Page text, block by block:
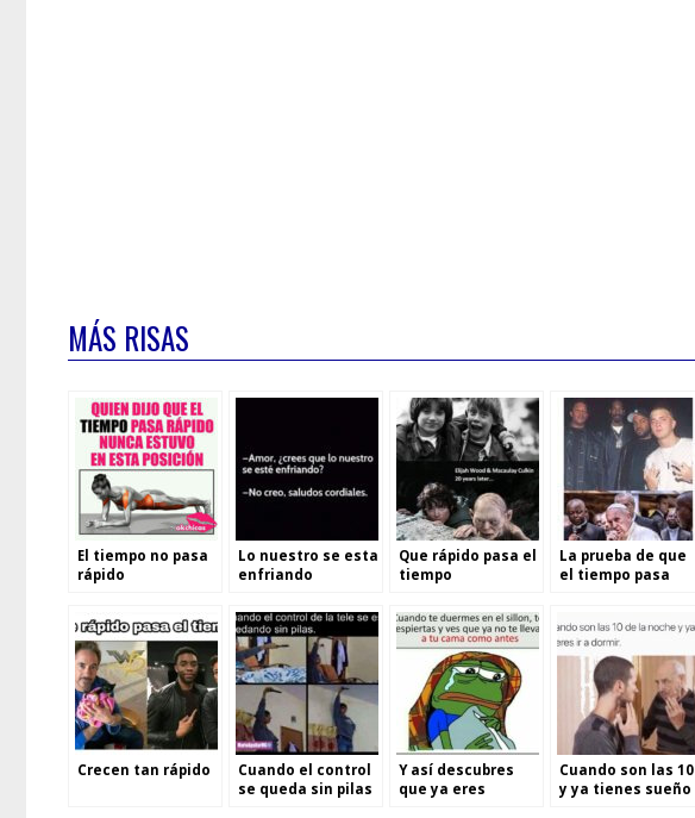
MÁS RISAS
El tiempo no pasa
rápido
Lo nuestro se esta
enfriando
Que rápido pasa el
tiempo
La prueba de que
el tiempo pasa
Crecen tan rápido
Cuando el control
se queda sin pilas
Y así descubres
que ya eres
Cuando son las 10
y ya tienes sueño